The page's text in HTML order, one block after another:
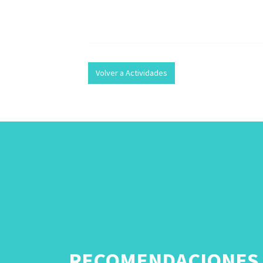
Volver a Actividades